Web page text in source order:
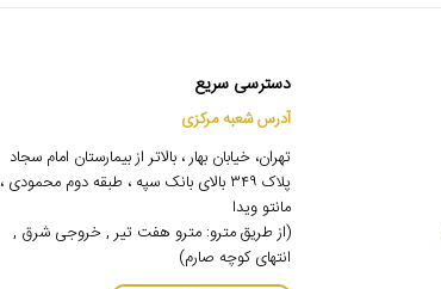
دسترسی سریع
آدرس شعبه مرکزی
تهران، خیابان بهار ، بالاتر از بیمارستان امام سجاد
پلاک ۳۴۹ بالای بانک سپه ، طبقه دوم محمودی ،
مانتو ویدا
(از طریق مترو: مترو هفت تیر , خروجی شرق ,
انتهای کوچه صارم)